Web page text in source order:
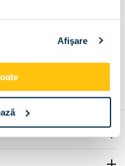
Afişare
Rezolvam orice situatie!